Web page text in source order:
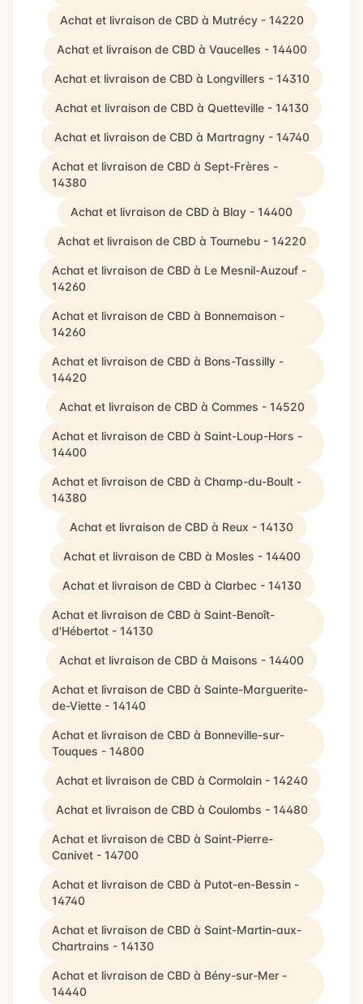
Achat et livraison de CBD à Mutrécy - 14220
Achat et livraison de CBD à Vaucelles - 14400
Achat et livraison de CBD à Longvillers - 14310
Achat et livraison de CBD à Quetteville - 14130
Achat et livraison de CBD à Martragny - 14740
Achat et livraison de CBD à Sept-Frères -
14380
Achat et livraison de CBD à Blay - 14400
Achat et livraison de CBD à Tournebu - 14220
Achat et livraison de CBD à Le Mesnil-Auzouf -
14260
Achat et livraison de CBD à Bonnemaison -
14260
Achat et livraison de CBD à Bons-Tassilly -
14420
Achat et livraison de CBD à Commes - 14520
Achat et livraison de CBD à Saint-Loup-Hors -
14400
Achat et livraison de CBD à Champ-du-Boult -
14380
Achat et livraison de CBD à Reux - 14130
Achat et livraison de CBD à Mosles - 14400
Achat et livraison de CBD à Clarbec - 14130
Achat et livraison de CBD à Saint-Benoît-
d'Hébertot - 14130
Achat et livraison de CBD à Maisons - 14400
Achat et livraison de CBD à Sainte-Marguerite-
de-Viette - 14140
Achat et livraison de CBD à Bonneville-sur-
Touques - 14800
Achat et livraison de CBD à Cormolain - 14240
Achat et livraison de CBD à Coulombs - 14480
Achat et livraison de CBD à Saint-Pierre-
Canivet - 14700
Achat et livraison de CBD à Putot-en-Bessin -
14740
Achat et livraison de CBD à Saint-Martin-aux-
Chartrains - 14130
Achat et livraison de CBD à Bény-sur-Mer -
14440